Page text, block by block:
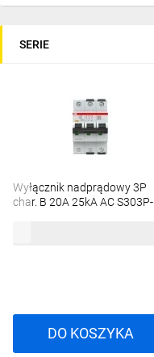
SERIE
Wyłącznik nadprądowy 3P
char. B 20A 25kA AC S303P-
DO KOSZYKA